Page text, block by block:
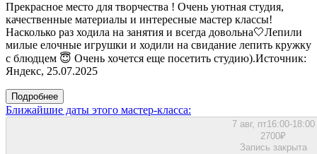
Прекрасное место для творчества ! Очень уютная студия,
качественные материалы и интересные мастер классы!
Насколько раз ходила на занятия и всегда довольна🤍Лепили
милые елочные игрушки и ходили на свидание лепить кружку
с блюдцем 😇 Очень хочется еще посетить студию).Источник:
Яндекс, 25.07.2025
Подробнее
Ближайшие даты этого мастер‑класса:
7 авг, пт16:00-18:00
2700₽
Запись закрыта